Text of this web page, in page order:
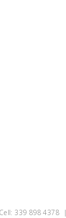
339 898 4378 |